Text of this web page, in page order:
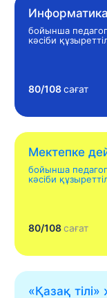
бойынша
кәсіби
80/108сағат
Мектепке
бойынша
кәсіби
80/108сағат
«Қазақ